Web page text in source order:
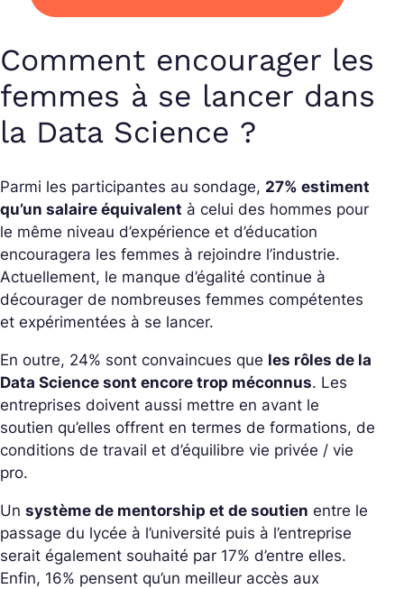
Comment encourager les
femmes à se lancer dans
la Data Science ?
Parmi les participantes au sondage, 27% estiment
qu’un salaire équivalent à celui des hommes pour
le même niveau d’expérience et d’éducation
encouragera les femmes à rejoindre l’industrie.
Actuellement, le manque d’égalité continue à
décourager de nombreuses femmes compétentes
et expérimentées à se lancer.
En outre, 24% sont convaincues que les rôles de la
Data Science sont encore trop méconnus. Les
entreprises doivent aussi mettre en avant le
soutien qu’elles offrent en termes de formations, de
conditions de travail et d’équilibre vie privée / vie
pro.
Un système de mentorship et de soutien entre le
passage du lycée à l’université puis à l’entreprise
serait également souhaité par 17% d’entre elles.
Enfin, 16% pensent qu’un meilleur accès aux